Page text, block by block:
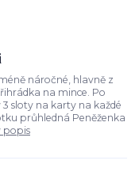
náročné, hlavně z
na mince. Po
sloty na karty na každé
průhledná Peněženka
popis